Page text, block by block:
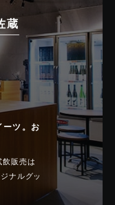
蔵
ーツ。お
販売は
ナルグッ